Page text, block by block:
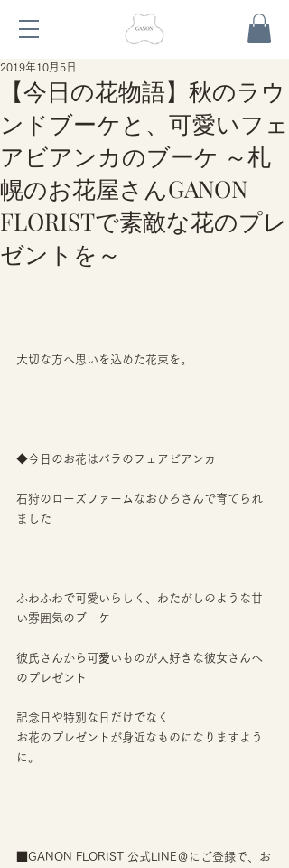
【今日の花物語】秋のラウ
ンドブーケと、可愛いフェ
アビアンカのブーケ ～札
幌のお花屋さんGANON
FLORISTで素敵な花のプレ
ゼントを～
2019年10月5日
大切な方へ思いを込めた花束を。
◆今日のお花はバラのフェアビアンカ
石狩のローズファームなおひろさんで育てられ
ました
ふわふわで可愛いらしく、わたがしのような甘
い雰囲気のブーケ
彼氏さんから可 愛 いものが大好きな彼女さんへ
のプレゼント
記念日や特別な日だけでなく
お花のプレゼントが身近なものになりますよう
に。
■GANON FLORIST 公式LINE＠にご登録で、お